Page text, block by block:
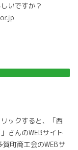
いですか？
ックすると、「西
さんのWEBサイト
町商工会のWEBサ